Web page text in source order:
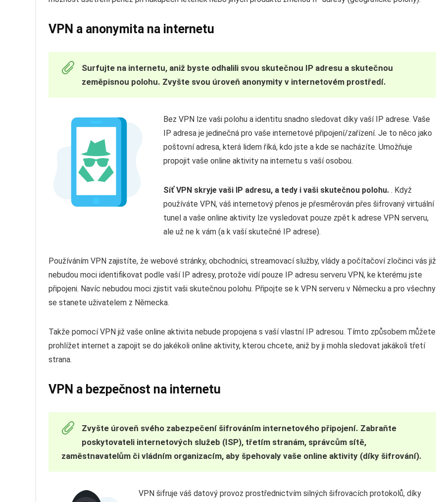
VPN a anonymita na internetu
Surfujte na internetu, aniž byste odhalili svou skutečnou IP adresu a skutečnou
zeměpisnou polohu. Zvyšte svou úroveň anonymity v internetovém prostředí.
Bez VPN lze vaši polohu a identitu snadno sledovat díky vaší IP adrese. Vaše
IP adresa je jedinečná pro vaše internetové připojení/zařízení. Je to něco jako
poštovní adresa, která lidem říká, kdo jste a kde se nacházíte. Umožňuje
propojit vaše online aktivity na internetu s vaší osobou.
Síť VPN skryje vaši IP adresu, a tedy i vaši skutečnou polohu. . Když
používáte VPN, váš internetový přenos je přesměrován přes šifrovaný virtuální
tunel a vaše online aktivity lze vysledovat pouze zpět k adrese VPN serveru,
ale už ne k vám (a k vaší skutečné IP adrese).
Používáním VPN zajistíte, že webové stránky, obchodníci, streamovací služby, vlády a počítačoví zločinci vás již
nebudou moci identifikovat podle vaší IP adresy, protože vidí pouze IP adresu serveru VPN, ke kterému jste
připojeni. Navíc nebudou moci zjistit vaši skutečnou polohu. Připojte se k VPN serveru v Německu a pro všechny
se stanete uživatelem z Německa.
Takže pomocí VPN již vaše online aktivita nebude propojena s vaší vlastní IP adresou. Tímto způsobem můžete
prohlížet internet a zapojit se do jakékoli online aktivity, kterou chcete, aniž by ji mohla sledovat jakákoli třetí
strana.
VPN a bezpečnost na internetu
Zvyšte úroveň svého zabezpečení šifrováním internetového připojení. Zabraňte
poskytovateli internetových služeb (ISP), třetím stranám, správcům sítě,
zaměstnavatelům či vládním organizacím, aby špehovaly vaše online aktivity (díky šifrování).
VPN šifruje váš datový provoz prostřednictvím silných šifrovacích protokolů, díky